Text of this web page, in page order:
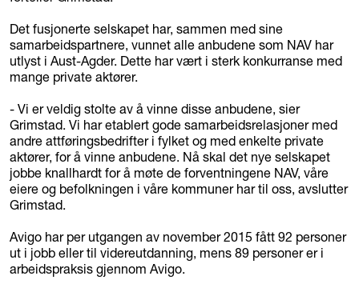
Det fusjonerte selskapet har, sammen med sine
samarbeidspartnere, vunnet alle anbudene som NAV har
utlyst i Aust-Agder. Dette har vært i sterk konkurranse med
mange private aktører.
- Vi er veldig stolte av å vinne disse anbudene, sier
Grimstad. Vi har etablert gode samarbeidsrelasjoner med
andre attføringsbedrifter i fylket og med enkelte private
aktører, for å vinne anbudene. Nå skal det nye selskapet
jobbe knallhardt for å møte de forventningene NAV, våre
eiere og befolkningen i våre kommuner har til oss, avslutter
Grimstad.
Avigo har per utgangen av november 2015 fått 92 personer
ut i jobb eller til videreutdanning, mens 89 personer er i
arbeidspraksis gjennom Avigo.